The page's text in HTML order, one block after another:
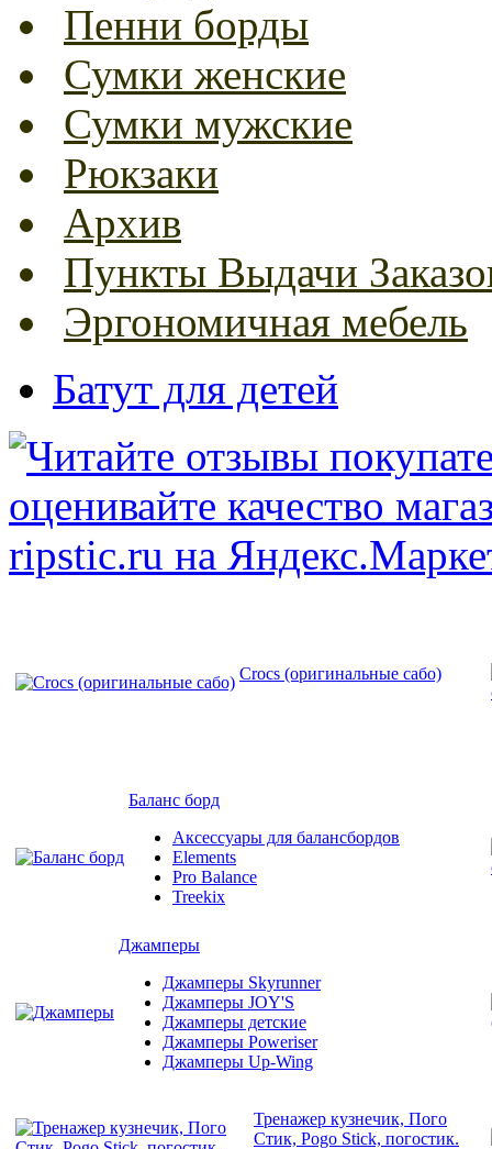
Пенни борды
Сумки женские
Сумки мужские
Рюкзаки
Архив
Пункты Выдачи
Эргономичная мебель
Батут для детей
Crocs (оригинальные сабо)
Баланс борд
Аксессуары для балансбордов
Elements
Pro Balance
Treekix
Джамперы
Джамперы Skyrunner
Джамперы JOY'S
Джамперы детские
Джамперы Poweriser
Джамперы Up-Wing
Тренажер кузнечик, Пого
Стик, Pogo Stick, погостик.